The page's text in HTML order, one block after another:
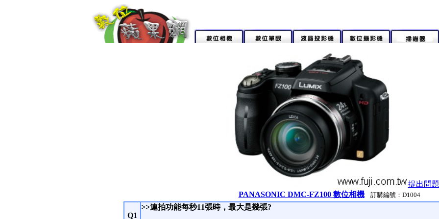
提出問題
PANASONIC DMC-FZ100 數位相機訂購編號：D1004
Q1
>>連拍功能每秒11張時，最大是幾張?